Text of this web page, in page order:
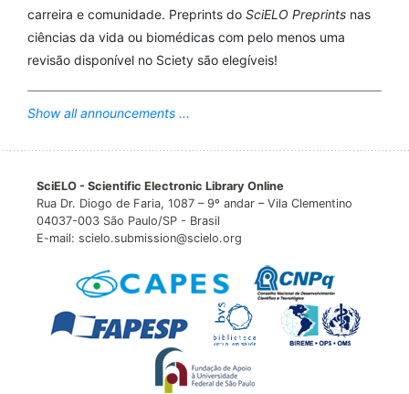
carreira e comunidade. Preprints do SciELO Preprints nas
ciências da vida ou biomédicas com pelo menos uma
revisão disponível no Sciety são elegíveis!
Show all announcements ...
SciELO - Scientific Electronic Library Online
Rua Dr. Diogo de Faria, 1087 – 9º andar – Vila Clementino
04037-003 São Paulo/SP - Brasil
E-mail: scielo.submission@scielo.org